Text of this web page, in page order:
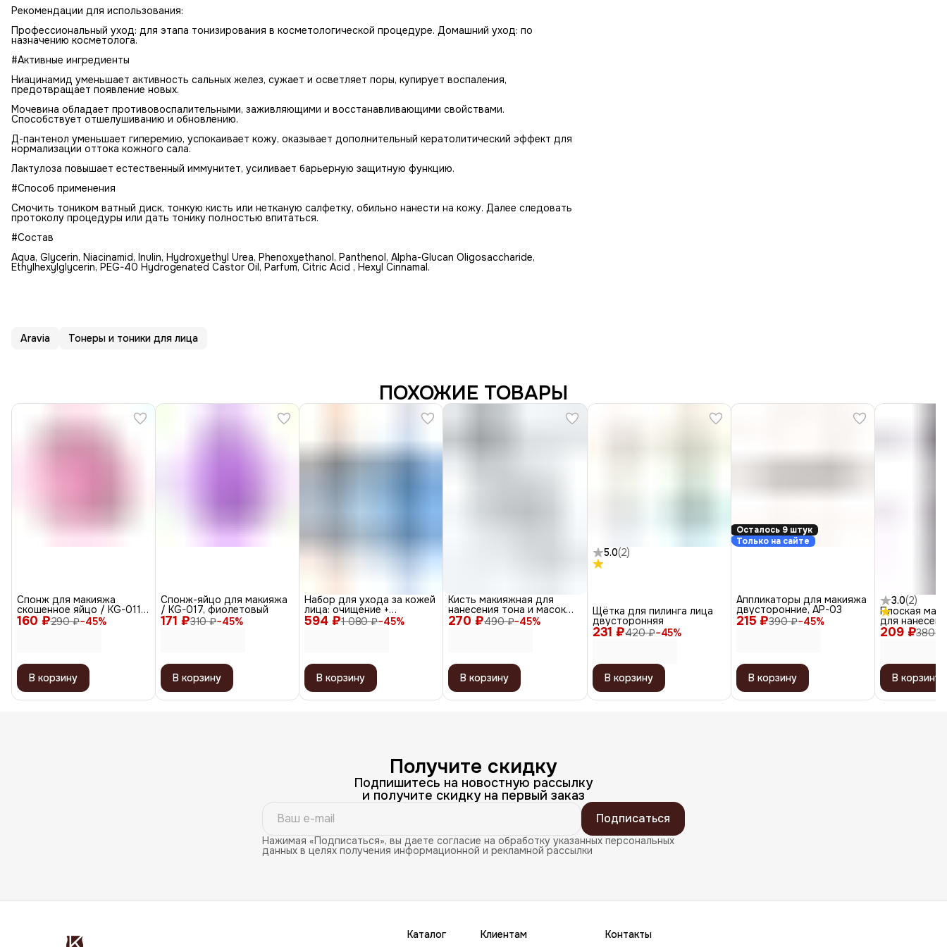
Рекомендации для использования:
Профессиональный уход: для этапа тонизирования в косметологической процедуре. Домашний уход: по
назначению косметолога.
#Активные ингредиенты
Ниацинамид уменьшает активность сальных желез, сужает и осветляет поры, купирует воспаления,
предотвращает появление новых.
Мочевина обладает противовоспалительными, заживляющими и восстанавливающими свойствами.
Способствует отшелушиванию и обновлению.
Д-пантенол уменьшает гиперемию, успокаивает кожу, оказывает дополнительный кератолитический эффект для
нормализации оттока кожного сала.
Лактулоза повышает естественный иммунитет, усиливает барьерную защитную функцию.
#Способ применения
Смочить тоником ватный диск, тонкую кисть или нетканую салфетку, обильно нанести на кожу. Далее следовать
протоколу процедуры или дать тонику полностью впитаться.
#Состав
Aqua, Glycerin, Niacinamid, Inulin, Hydroxyethyl Urea, Phenoxyethanol, Panthenol, Alpha-Glucan Oligosaccharide,
Ethylhexylglycerin, PEG-40 Hydrogenated Castor Oil, Parfum, Citric Acid , Hexyl Cinnamal.
Aravia Тонеры и тоники для лица
ПОХОЖИЕ ТОВАРЫ
160 ₽290 ₽−45%
Спонж для макияжа
скошенное яйцо / KG-011,
розовый
В корзину
171 ₽310 ₽−45%
Спонж-яйцо для макияжа
/ KG-017, фиолетовый
В корзину
594 ₽1 080 ₽−45%
Набор для ухода за кожей
лица: очищение +
увлажнение, 4 шт.,15 мл x
2, 20 мл x 2
В корзину
270 ₽490 ₽−45%
Кисть макияжная для
нанесения тона и масок
плоская округлая, черный,
17 см
В корзину
5.0(2)
231 ₽420 ₽−45%
Щётка для пилинга лица
двусторонняя
В корзину
Осталось 9 штук
Только на сайте
215 ₽390 ₽−45%
Аппликаторы для макияжа
двусторонние, AP-03
В корзину
3.0(2)
209 ₽380 ₽
Плоская
для
средств и
нейлон,
В корзину
Получите скидку
Подпишитесь на новостную рассылку
и получите скидку на первый заказ
Подписаться
Нажимая «Подписаться», вы даете согласие на обработку указанных персональных
данных в целях получения информационной и рекламной рассылки
Каталог
Клиентам
Контакты